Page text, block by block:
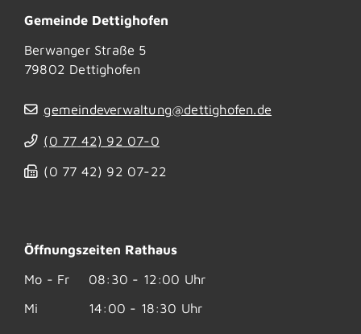
Gemeinde Dettighofen
Berwanger Straße 5
79802 Dettighofen
gemeindeverwaltung@dettighofen.de
(0 77 42) 92 07-0
(0 77 42) 92 07-22
Öffnungszeiten Rathaus
Mo - Fr
08:30 - 12:00 Uhr
Mi
14:00 - 18:30 Uhr